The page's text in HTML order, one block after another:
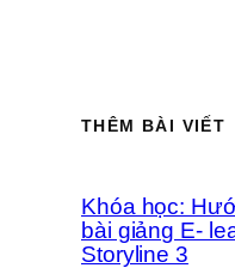
THÊM BÀI VIẾT
Khóa học:
bài giảng E-
Storyline 3